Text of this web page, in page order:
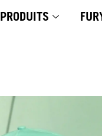
PRODUITS